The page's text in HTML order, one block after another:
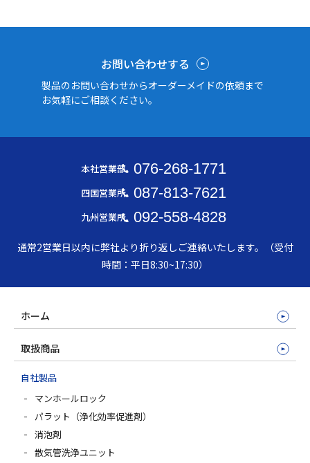
お問い合わせする
製品のお問い合わせからオーダーメイドの依頼まで
お気軽にご相談ください。
本社営業部 076-268-1771
四国営業所 087-813-7621
九州営業所 092-558-4828
通常2営業日以内に弊社より折り返しご連絡いたします。（受付
時間：平日8:30~17:30）
ホーム
取扱商品
自社製品
マンホールロック
パラット（浄化効率促進剤）
消泡剤
散気管洗浄ユニット